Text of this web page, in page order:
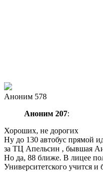
Аноним 578
Аноним 207:
Хороших, не дорогих
Ну до 130 автобус прямой
за ТЦ Апельсин , бывшая
Но да, 88 ближе. В лицее
Университетского учится